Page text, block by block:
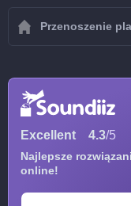
Przenoszenie
Excellent 4.3/5
Najlepsze
online!